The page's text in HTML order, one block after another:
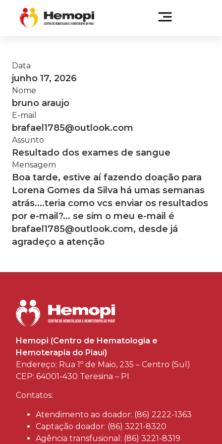
Data
junho 17, 2026
Nome
bruno araujo
E-mail
brafael1785@outlook.com
Assunto
Resultado dos exames de sangue
Mensagem
Boa tarde, estive aí fazendo doação para
Lorena Gomes da Silva há umas semanas
atrás....teria como vcs enviar os resultados
por e-mail?... se sim o meu e-mail é
brafael1785@outlook.com, desde já
agradeço a atenção
Hemopi (Centro de Hematologia e
Hemoterapia do Piauí)
Endereço: Rua 1º de Maio, 235 – Centro (Sul)
CEP: 64001-430 Teresina – PI
Contatos:
Atendimento ao doador: (86) 2222-1363
Captação doador: (86) 3221-8320
Agência transfusional: (86) 3221-8319